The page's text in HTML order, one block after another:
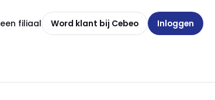
filiaal Word klant bij Cebeo Inloggen